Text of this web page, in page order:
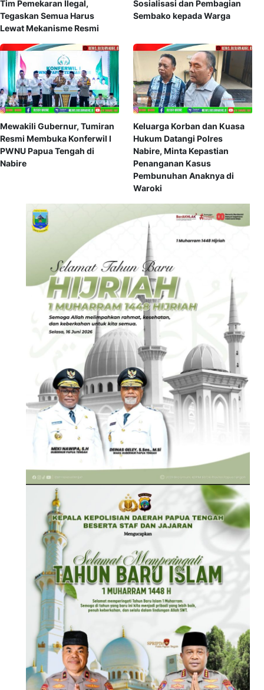
Tim Pemekaran Ilegal,
Tegaskan Semua Harus
Lewat Mekanisme Resmi
Sosialisasi dan Pembagian
Sembako kepada Warga
Mewakili Gubernur, Tumiran
Resmi Membuka Konferwil I
PWNU Papua Tengah di
Nabire
Keluarga Korban dan Kuasa
Hukum Datangi Polres
Nabire, Minta Kepastian
Penanganan Kasus
Pembunuhan Anaknya di
Waroki